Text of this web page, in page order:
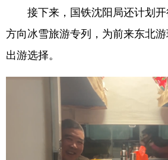
接下来，国铁沈阳局还计划开
方向冰雪旅游专列，为前来东北
出游选择。